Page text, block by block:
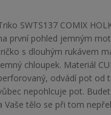
SWTS137 COMIX
první pohled jemným
s dlouhým rukávem
chloupek. Materiál
odvádí pot od
nepohlcuje pot.
Vaše tělo se při tom